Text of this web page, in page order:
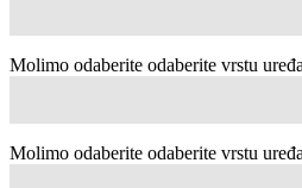
Molimo odaberite odaberite vrstu
Molimo odaberite odaberite vrstu